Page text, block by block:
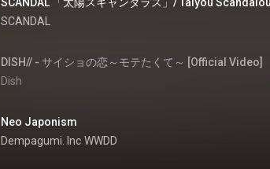
SCANDAL
DISH// - サイショの恋～モテたくて～ [Official Video]
Dish
Neo Japonism
Dempagumi. Inc WWDD